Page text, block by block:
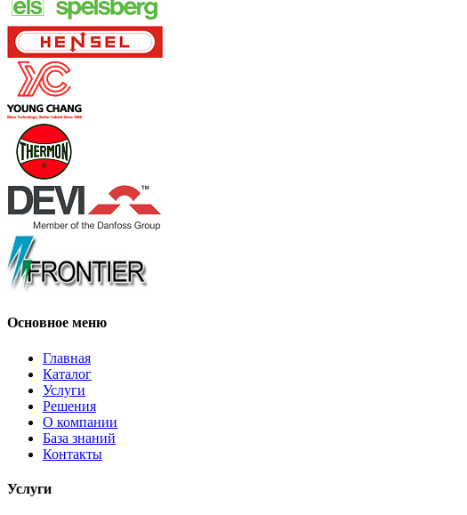
Основное меню
Главная
Каталог
Услуги
Решения
О компании
База знаний
Контакты
Услуги